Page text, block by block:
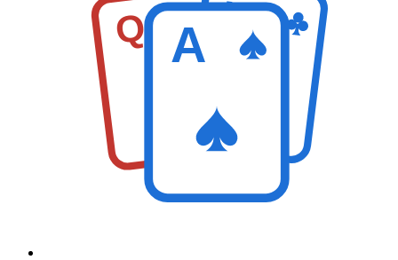
Q K
A